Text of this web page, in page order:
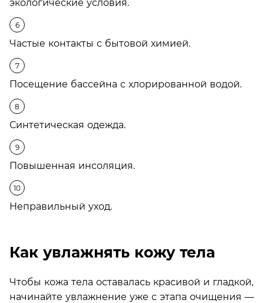
экологические условия.
Частые контакты с бытовой химией.
Посещение бассейна с хлорированной водой.
Синтетическая одежда.
Повышенная инсоляция.
Неправильный уход.
Как увлажнять кожу тела
Чтобы кожа тела оставалась красивой и гладкой,
начинайте увлажнение уже с этапа очищения —